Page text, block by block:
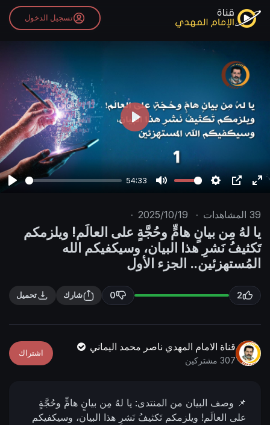
تسجيل الدخول
54:33
u
e
t
n
g
P
n
e
r
u
l
c
P
a
y
39 المشاهدات ·
2025/10/19
·
يا لهُ مِن بيانٍ هامٍّ وحُجَّةٍ على العالَم! ويلزمكم
تَكثيفُ نَشرِ هذا البيان، وسيكفيكم الله
المُستهزئين.. الجزء الأول
2
0 شارك تحميل
قناة الامام المهدي ناصر محمد اليماني
307 مشتركين
اشتراك
📌 وصف البیان من المنتدى: يا لهُ مِن بيانٍ هامٍّ وحُجَّةٍ
على العالَم! ويلزمكم تَكثيفُ نَشرِ هذا البيان، وسيكفيكم